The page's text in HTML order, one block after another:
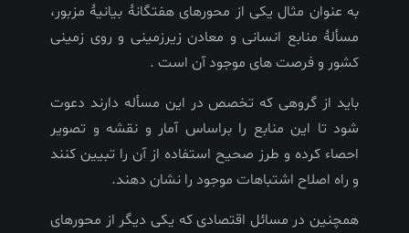
به عنوان مثال یکی از محورهای هفتگانۀ بیانیۀ مزبور،
مسألۀ منابع انسانی و معادن زیرزمینی و روی زمینی
کشور و فرصت های موجود آن است .
باید از گروهی که تخصص در این مسأله دارند دعوت
شود تا این منابع را براساس آمار و نقشه و تصویر
احصاء کرده و طرز صحیح استفاده از آن را تبیین کنند
و راه اصلاح اشتباهات موجود را نشان دهند.
همچنین در مسائل اقتصادی که یکی دیگر از محورهای